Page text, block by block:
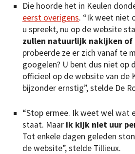
Die hoorde het in Keulen
eerst overigens. “Ik weet niet
u spreekt, nu op de website
zullen natuurlijk nakijken of
probeerde ze er zich vanaf te
googelen? U bent dus niet op
officieel op de website van de
bijzonder ernstig”, stelde De
“Stop ermee. Ik weet wel wat
staat. Maar ik kijk niet uur
Tot enkele dagen geleden
de website”, stelde Tillieux.